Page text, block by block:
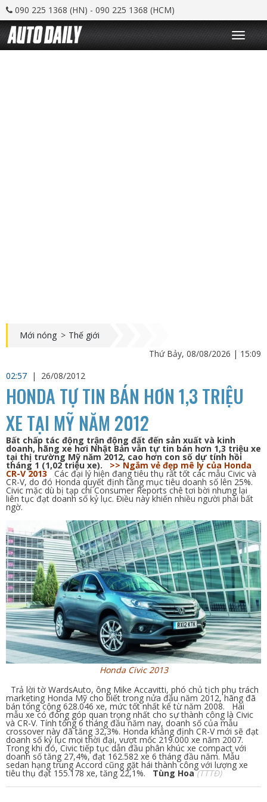
090 225 1368 (HN) - 090 225 1368 (HCM)
T
o
g
Mới nóng > Thế giới
Thứ Bảy, 08/08/2026 | 15:09
02:57 | 26/08/2012
HONDA TỰ TIN BÁN HƠN 1,3 TRIỆU
XE TẠI MỸ NĂM 2012
Bất chấp tác động trận động đất đến sản xuất và kinh
doanh, hãng xe hơi Nhật Bản vẫn tự tin bán hơn 1,3 triệu xe
tại thị trường Mỹ năm 2012, cao hơn con số dự tính hồi
tháng 1 (1,02 triệu xe). >> Ngắm vẻ đẹp mê ly của Honda
CR-V 2013 Các đại lý hiện đang tiêu thụ rất tốt các mẫu Civic và
CR-V, do đó Honda quyết định tăng mục tiêu doanh số lên 25%.
Civic mặc dù bị tạp chí Consumer Reports chê tơi bời nhưng lại
liên tục đạt doanh số kỷ lục. Điều này khiến nhiều người phải bất
ngờ.
Honda Civic 2013
Trả lời tờ WardsAuto, ông Mike Accavitti, phó chủ tịch phụ trách
marketing Honda Mỹ cho biết trong nửa đầu năm 2012, hãng đã
bán tổng cộng 628.046 xe, mức tốt nhất kể từ năm 2008. Hai
mẫu xe có đóng góp quan trọng nhất cho sự thành công là Civic
và CR-V. Tính tổng 6 tháng đầu năm nay, doanh số của mẫu
crossover này đã tăng 32,3%. Honda khẳng định CR-V mới sẽ đạt
doanh số kỷ lục mọi thời đại, vượt mốc 219.000 xe năm 2007.
Trong khi đó, Civic tiếp tục dẫn đầu phân khúc xe compact với
doanh số tăng 27,4%, đạt 162.582 xe 6 tháng đầu năm. Mẫu
sedan hạng trung Accord cũng gặt hái thành công với lượng xe
tiêu thụ đạt 155.178 xe, tăng 22,1%. Tùng Hoa(TTTĐ)